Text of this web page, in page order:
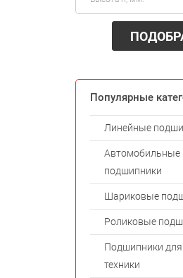
Популярные
Линейные
Автомобильные
подшипники
Шариковые
Роликовые
Подшипники для
техники